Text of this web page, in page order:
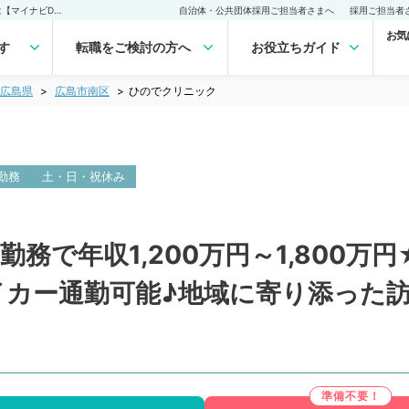
自治体・公共団体採用ご担当者さまへ 採用ご担当者
転職をご検討の方へ お役立ちガイド
お
広島県 広島市南区 ひのでクリニック
務 土・日・祝休み
勤務で年収1,200万円～1,800
ー通勤可能♪地域に寄り添った